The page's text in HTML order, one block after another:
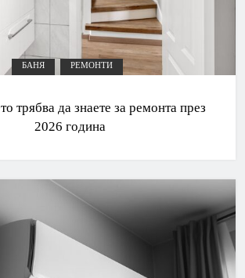
БАНЯ РЕМОНТИ
трябва да знаете за ремонта през
2026 година